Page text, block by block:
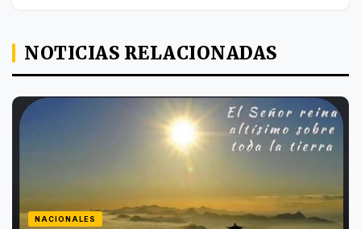
NOTICIAS RELACIONADAS
NACIONALES